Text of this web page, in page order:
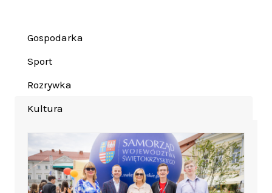
Gospodarka
Sport
Rozrywka
Kultura